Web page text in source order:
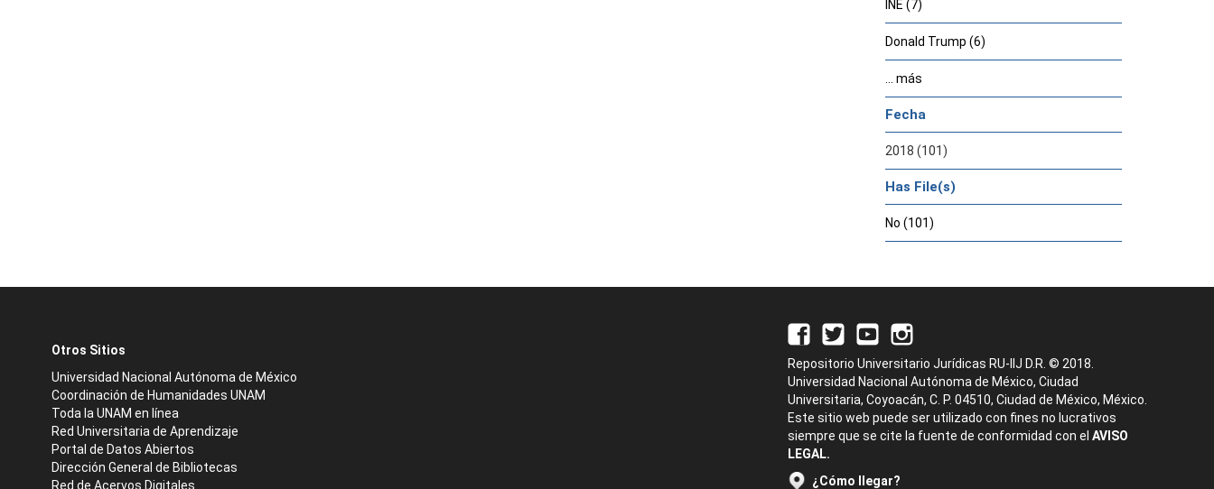
INE (7)
Donald Trump (6)
... más
Fecha
2018 (101)
Has File(s)
No (101)
Otros Sitios
Universidad Nacional Autónoma de México
Coordinación de Humanidades UNAM
Toda la UNAM en línea
Red Universitaria de Aprendizaje
Portal de Datos Abiertos
Dirección General de Bibliotecas
Red de Acervos Digitales
Repositorio Universitario Jurídicas RU-IIJ D.R. © 2018.
Universidad Nacional Autónoma de México, Ciudad
Universitaria, Coyoacán, C. P. 04510, Ciudad de México, México.
Este sitio web puede ser utilizado con fines no lucrativos
siempre que se cite la fuente de conformidad con el AVISO
LEGAL.
¿Cómo llegar?